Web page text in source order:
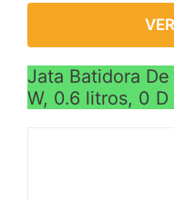
Jata Batidora
W, 0.6 litros, 0 D